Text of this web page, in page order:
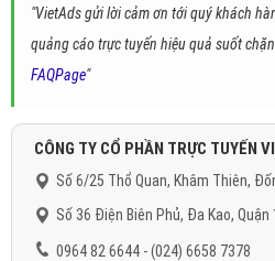
"VietAds gửi lời cảm ơn tới quý khách
quảng cáo trực tuyến hiệu quả suốt
FAQPage"
CÔNG TY CỔ PHẦN TRỰC TUYẾN
Số 6/25 Thổ Quan, Khâm Thiên,
Số 36 Điện Biên Phủ, Đa Kao, Quận
0964 82 6644 - (024) 6658 7378